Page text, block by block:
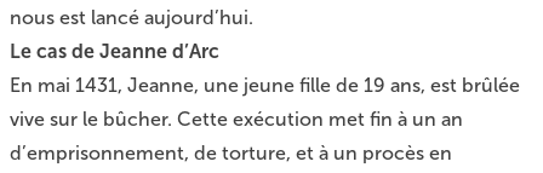
nous est lancé aujourd’hui.
Le cas de Jeanne d’Arc
En mai 1431, Jeanne, une jeune fille de 19 ans, est brûlée
vive sur le bûcher. Cette exécution met fin à un an
d’emprisonnement, de torture, et à un procès en